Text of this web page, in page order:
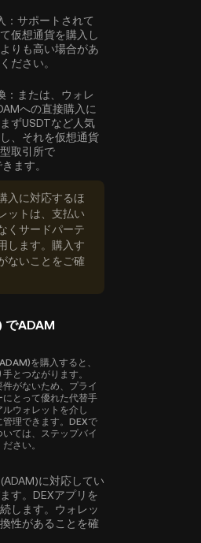
： サポートされて
仮想通貨を購入し
りも高い場合があ
ださい。
： または、ウォレ
への直接購入に
ずUSDTなど人気
、それを仮想通貨
取引所で
ます。
入に対応するほ
ットは、支払い
くサードパーテ
します。購入す
ないことをご確
でADAM
を購入すると、
とつながります。
がないため、プライ
とって優れた代替手
ウォレットを介し
理できます。DEXで
ては、ステップバイ
さい。
に対応してい
す。DEXアプリを
します。ウォレッ
性があることを確